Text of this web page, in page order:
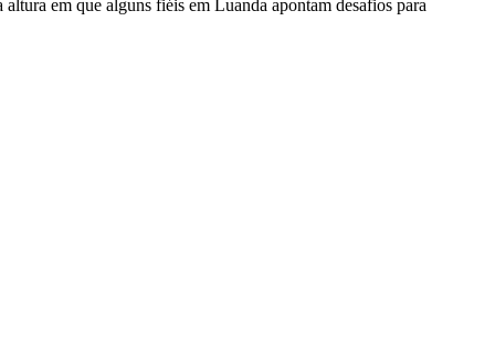
em que alguns fiéis em Luanda apontam desafios para